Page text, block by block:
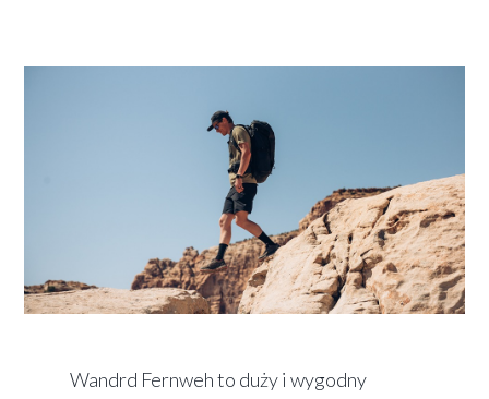
Wandrd Fernweh to duży i wygodny